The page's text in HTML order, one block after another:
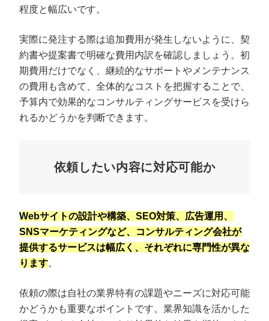
程度と幅広いです。
実際に発注する際は追加費用が発生しないように、契
約書や提案書で明確な費用内訳を確認しましょう。初
期費用だけでなく、継続的なサポートやメンテナンス
の費用も含めて、全体的なコストを把握することで、
予算内で効果的なコンサルティングサービスを受けら
れるかどうかを判断できます。
依頼したい内容に対応可能か
Webサイトの設計や構築、SEO対策、広告運用、
SNSマーケティングなど、コンサルティング会社が
提供するサービスは幅広く、それぞれに専門性が異な
ります。
依頼の際は自社の業界特有の課題やニーズに対応可能
かどうかも重要なポイントです。業界知識を活かした